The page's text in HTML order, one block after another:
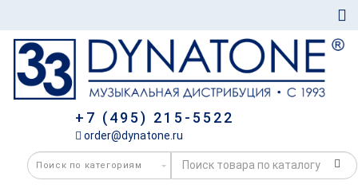
+7 (495) 215-5522
order@dynatone.ru